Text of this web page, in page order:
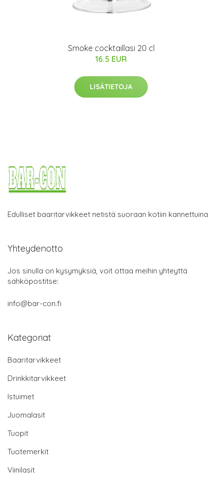
Smoke cocktaillasi 20 cl
16.5 EUR
LISÄTIETOJA
Edulliset baaritarvikkeet netistä suoraan kotiin kannettuina
Yhteydenotto
Jos sinulla on kysymyksiä, voit ottaa meihin yhteyttä
sähköpostitse:
info@bar-con.fi
Kategoriat
Baaritarvikkeet
Drinkkitarvikkeet
Istuimet
Juomalasit
Tuopit
Tuotemerkit
Viinilasit